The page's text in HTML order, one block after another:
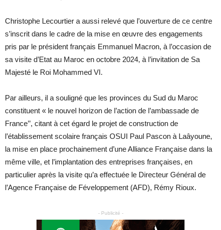
Christophe Lecourtier a aussi relevé que l’ouverture de ce centre
s’inscrit dans le cadre de la mise en œuvre des engagements
pris par le président français Emmanuel Macron, à l’occasion de
sa visite d’Etat au Maroc en octobre 2024, à l’invitation de Sa
Majesté le Roi Mohammed VI.
Par ailleurs, il a souligné que les provinces du Sud du Maroc
constituent « le nouvel horizon de l’action de l’ambassade de
France’’, citant à cet égard le projet de construction de
l’établissement scolaire français OSUI Paul Pascon à Laâyoune,
la mise en place prochainement d’une Alliance Française dans la
même ville, et l’implantation des entreprises françaises, en
particulier après la visite qu’a effectuée le Directeur Général de
l’Agence Française de Féveloppement (AFD), Rémy Rioux.
- Publicité -